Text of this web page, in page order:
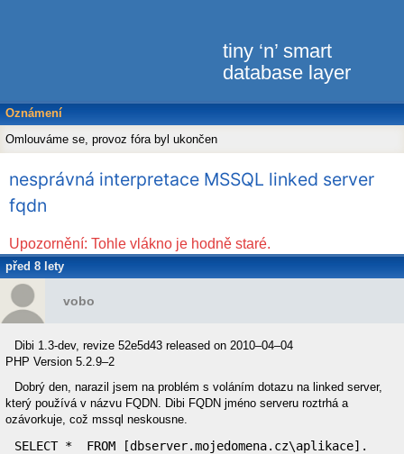
tiny ‘n’ smart
database layer
Oznámení
Omlouváme se, provoz fóra byl ukončen
nesprávná interpretace MSSQL linked server
fqdn
Upozornění: Tohle vlákno je hodně staré.
před 8 lety
vobo
Dibi 1.3-dev, revize 52e5d43 released on 2010–04–04
PHP Version 5.2.9–2
Dobrý den, narazil jsem na problém s voláním dotazu na linked server,
který používá v názvu FQDN. Dibi FQDN jméno serveru roztrhá a
ozávorkuje, což mssql neskousne.
SELECT *  FROM [dbserver.mojedomena.cz\aplikace].